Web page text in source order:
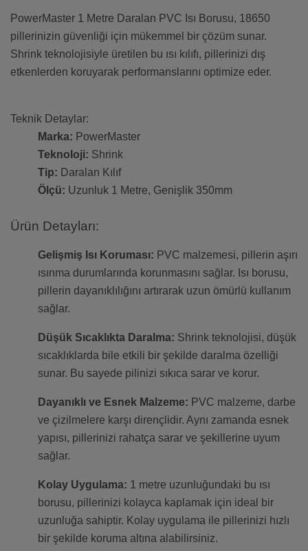
PowerMaster 1 Metre Daralan PVC Isı Borusu, 18650
pillerinizin güvenliği için mükemmel bir çözüm sunar.
Shrink teknolojisiyle üretilen bu ısı kılıfı, pillerinizi dış
etkenlerden koruyarak performanslarını optimize eder.
Teknik Detaylar:
Marka: PowerMaster
Teknoloji: Shrink
Tip: Daralan Kılıf
Ölçü: Uzunluk 1 Metre, Genişlik 350mm
Ürün Detayları:
Gelişmiş Isı Koruması: PVC malzemesi, pillerin aşırı
ısınma durumlarında korunmasını sağlar. Isı borusu,
pillerin dayanıklılığını artırarak uzun ömürlü kullanım
sağlar.
Düşük Sıcaklıkta Daralma: Shrink teknolojisi, düşük
sıcaklıklarda bile etkili bir şekilde daralma özelliği
sunar. Bu sayede pilinizi sıkıca sarar ve korur.
Dayanıklı ve Esnek Malzeme: PVC malzeme, darbe
ve çizilmelere karşı dirençlidir. Aynı zamanda esnek
yapısı, pillerinizi rahatça sarar ve şekillerine uyum
sağlar.
Kolay Uygulama: 1 metre uzunluğundaki bu ısı
borusu, pillerinizi kolayca kaplamak için ideal bir
uzunluğa sahiptir. Kolay uygulama ile pillerinizi hızlı
bir şekilde koruma altına alabilirsiniz.